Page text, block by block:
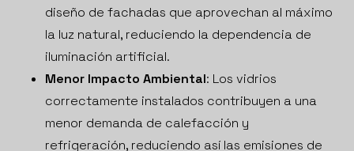
diseño de fachadas que aprovechan al máximo
la luz natural, reduciendo la dependencia de
iluminación artificial.
Menor Impacto Ambiental: Los vidrios
correctamente instalados contribuyen a una
menor demanda de calefacción y
refrigeración, reduciendo así las emisiones de